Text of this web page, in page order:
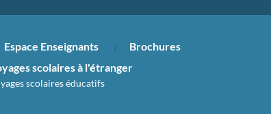
Espace Enseignants
Brochures
scolaires à l'étranger
scolaires éducatifs